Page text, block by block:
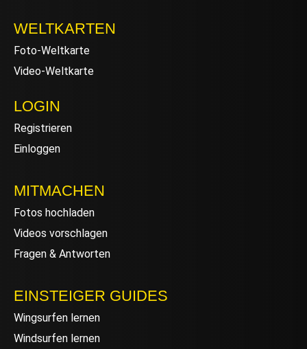
WELTKARTEN
Foto-Weltkarte
Video-Weltkarte
LOGIN
Registrieren
Einloggen
MITMACHEN
Fotos hochladen
Videos vorschlagen
Fragen & Antworten
EINSTEIGER GUIDES
Wingsurfen lernen
Windsurfen lernen